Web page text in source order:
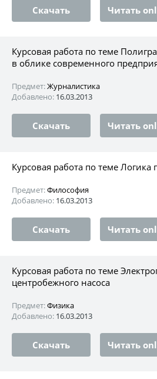
Скачать Читать
Курсовая работа по теме
в облике современного
Предмет:Журналистика
Добавлено: 16.03.2013
Скачать Читать
Курсовая работа по теме
Предмет:Философия
Добавлено: 16.03.2013
Скачать Читать
Курсовая работа по теме
центробежного насоса
Предмет:Физика
Добавлено: 16.03.2013
Скачать Читать